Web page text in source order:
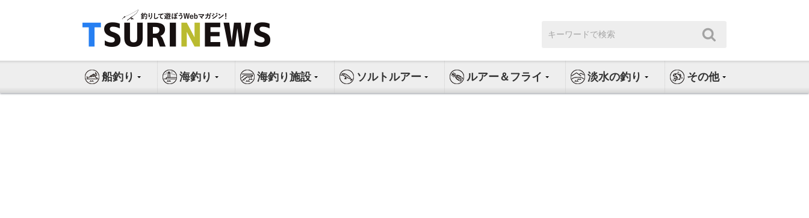
ス
索:
船釣り 海釣り 海釣り施設 ソルトルアー ルアー＆フライ 淡水の釣り その他